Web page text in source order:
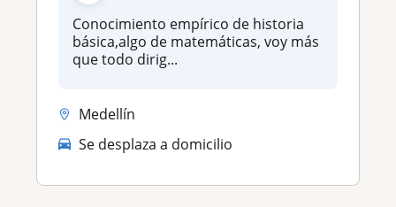
Conocimiento empírico de historia
básica,algo de matemáticas, voy más
que todo dirig...
Medellín
Se desplaza a domicilio